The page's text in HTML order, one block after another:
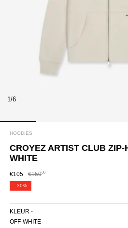
1/6
HOODIES
CROYEZ ARTIST CLUB ZIP-
WHITE
€105 €15000
- 30%
KLEUR -
OFF-WHITE